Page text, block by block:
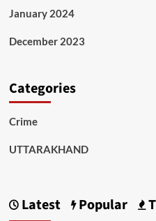
January 2024
December 2023
Categories
Crime
UTTARAKHAND
Latest Popular